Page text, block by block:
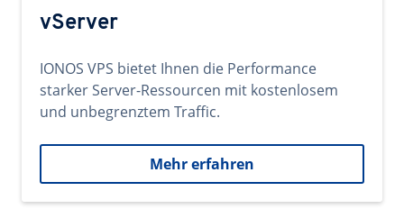
vServer
IONOS VPS bietet Ihnen die Performance
starker Server-Ressourcen mit kostenlosem
und unbegrenztem Traffic.
Mehr erfahren